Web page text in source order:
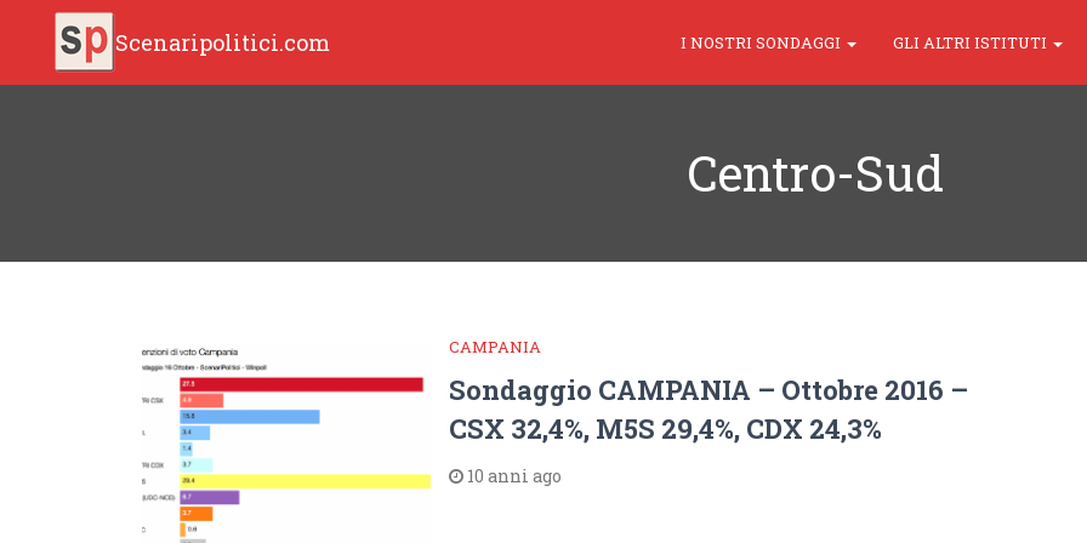
Scenaripolitici.com I NOSTRI SONDAGGI GLI ALTRI ISTITUTI
Centro-Sud
CAMPANIA
Sondaggio CAMPANIA – Ottobre 2016 –
CSX 32,4%, M5S 29,4%, CDX 24,3%
10 anni ago